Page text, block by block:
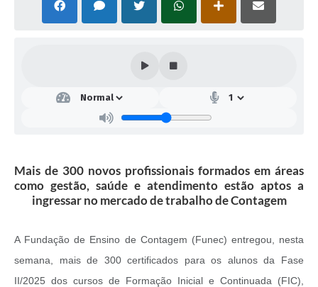
Mais de 300 novos profissionais formados em áreas
como gestão, saúde e atendimento estão aptos a
ingressar no mercado de trabalho de Contagem
A Fundação de Ensino de Contagem (Funec) entregou, nesta
semana, mais de 300 certificados para os alunos da Fase
II/2025 dos cursos de Formação Inicial e Continuada (FIC),